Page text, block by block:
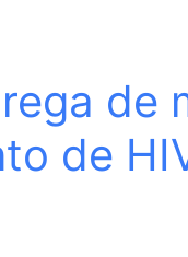
de
de